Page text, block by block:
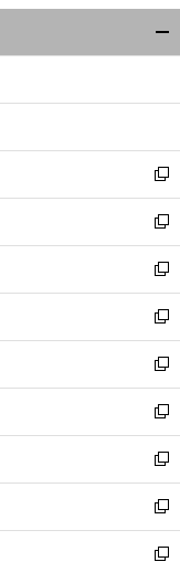
ウ
ィ
ン
ウ
開
く
新
し
い
ウ
ィ
ン
ド
ウ
で
開
く
新
し
い
ウ
ィ
ン
ド
ウ
で
開
く
新
し
い
ウ
ィ
ン
ド
ウ
で
開
く
新
し
い
ウ
ィ
ン
ド
ウ
で
開
く
新
し
い
ウ
ィ
ン
ド
ウ
で
新
し
い
ウ
ィ
ン
ド
新
し
い
ウ
ィ
新
し
い